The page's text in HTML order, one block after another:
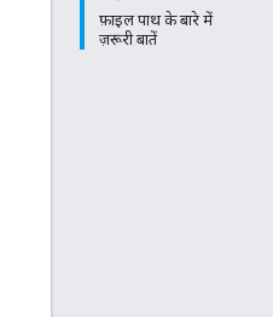
फ़ाइल पाथ के बारे में
ज़रूरी बातें